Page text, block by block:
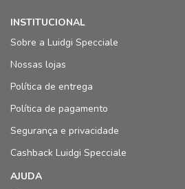
INSTITUCIONAL
Sobre a Luidgi Specciale
Nossas lojas
Política de entrega
Política de pagamento
Segurança e privacidade
Cashback Luidgi Specciale
AJUDA